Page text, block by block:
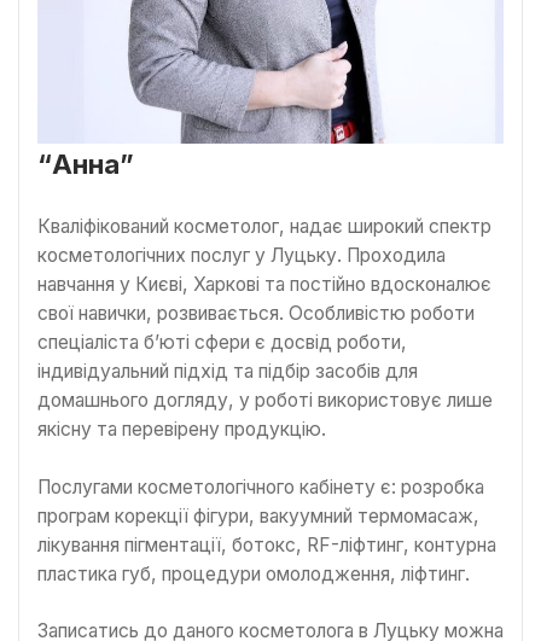
“Анна”
Кваліфікований косметолог, надає широкий спектр
косметологічних послуг у Луцьку. Проходила
навчання у Києві, Харкові та постійно вдосконалює
свої навички, розвивається. Особливістю роботи
спеціаліста б’юті сфери є досвід роботи,
індивідуальний підхід та підбір засобів для
домашнього догляду, у роботі використовує лише
якісну та перевірену продукцію.
Послугами косметологічного кабінету є: розробка
програм корекції фігури, вакуумний термомасаж,
лікування пігментації, ботокс, RF-ліфтинг, контурна
пластика губ, процедури омолодження, ліфтинг.
Записатись до даного косметолога в Луцьку можна